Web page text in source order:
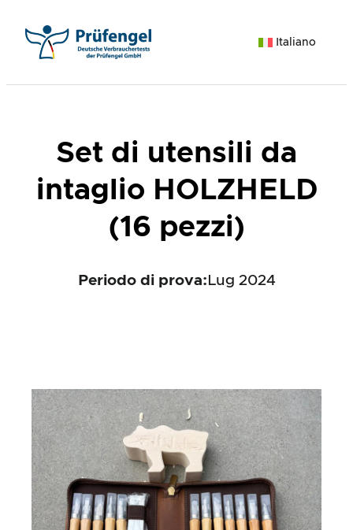
contenuto
Italiano
Set di utensili da
intaglio HOLZHELD
(16 pezzi)
Periodo di prova: Lug 2024